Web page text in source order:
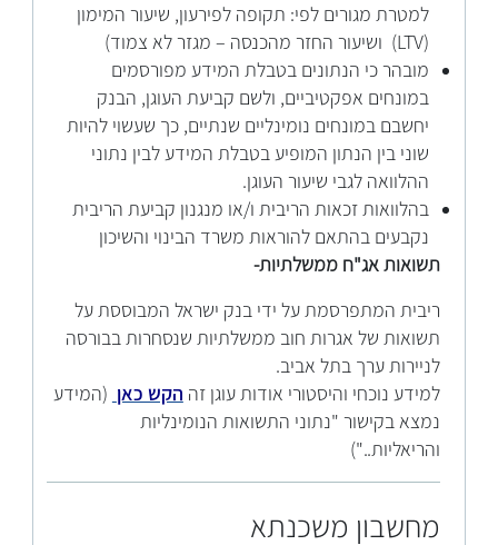
למטרת מגורים לפי: תקופה לפירעון, שיעור המימון
(LTV) ושיעור החזר מהכנסה – מגזר לא צמוד)
מובהר כי הנתונים בטבלת המידע מפורסמים
במונחים אפקטיביים, ולשם קביעת העוגן, הבנק
יחשבם במונחים נומינליים שנתיים, כך שעשוי להיות
שוני בין הנתון המופיע בטבלת המידע לבין נתוני
ההלוואה לגבי שיעור העוגן.
בהלוואות זכאות הריבית ו/או מנגנון קביעת הריבית
נקבעים בהתאם להוראות משרד הבינוי והשיכון
תשואות אג"ח ממשלתיות-
ריבית המתפרסמת על ידי בנק ישראל המבוססת על
תשואות של אגרות חוב ממשלתיות שנסחרות בבורסה
לניירות ערך בתל אביב.
למידע נוכחי והיסטורי אודות עוגן זה הקש כאן (המידע
נמצא בקישור "נתוני התשואות הנומינליות
והריאליות..")
מחשבון משכנתא